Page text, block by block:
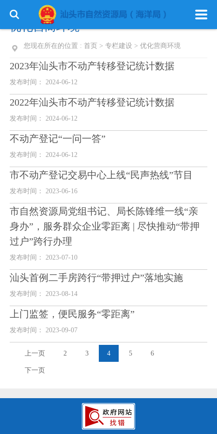
优化营商环境
您现在所在的位置 : 首页 > 专栏建设 > 优化营商环境
2023年汕头市不动产转移登记统计数据
发布时间： 2024-06-12
2022年汕头市不动产转移登记统计数据
发布时间： 2024-06-12
不动产登记“一问一答”
发布时间： 2024-06-12
市不动产登记交易中心上线“民声热线”节目
发布时间： 2023-06-16
市自然资源局党组书记、局长陈锋维一线“亲
身办”，服务群众企业零距离 | 尽快推动“带押
过户”跨行办理
发布时间： 2023-07-10
汕头首例二手房跨行“带押过户”落地实施
发布时间： 2023-08-14
上门监签，便民服务“零距离”
发布时间： 2023-09-07
上一页 2 3 4 5 6
下一页